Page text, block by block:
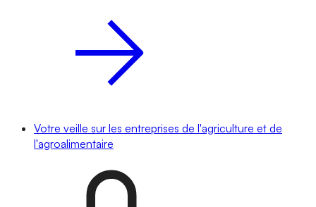
Votre veille sur les entreprises de l'agriculture et de
l'agroalimentaire